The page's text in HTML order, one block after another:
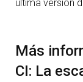
última versión
Más
CI: La